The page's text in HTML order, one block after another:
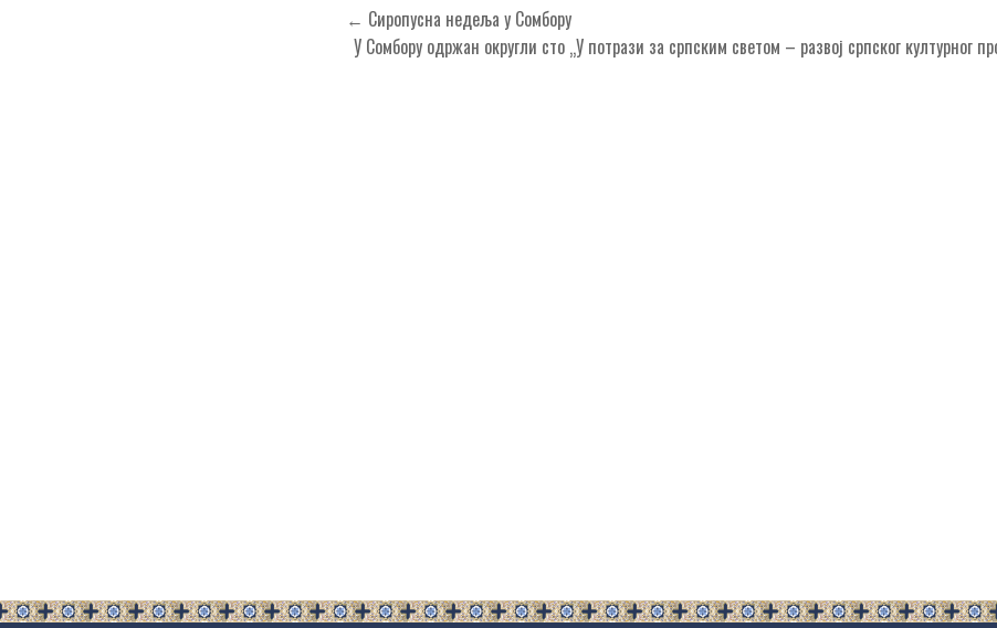
Кретање
чланка
← Сиропусна недеља у Сомбору
У Сомбору одржан округли сто „У потрази за српским светом – развој српског културног